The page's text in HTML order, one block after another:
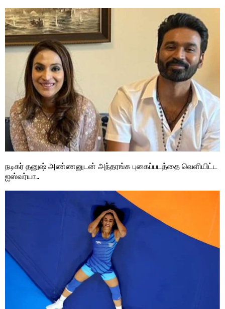
நடிகர் தனுஷ் அண்ணனுடன் அந்தரங்க புகைப்படத்தை வெளியிட்ட
ஐஸ்வர்யா..